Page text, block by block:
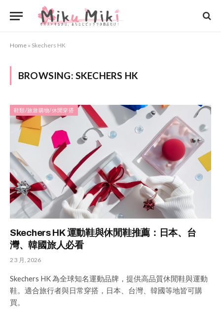
Home » Skechers HK
BROWSING: SKECHERS HK
鞋類/旅遊購物/休閒穿搭
Skechers HK 運動鞋與休閒鞋推薦：日本、台
灣、韓國旅人必看
2 3 月, 2026
Skechers HK 為全球知名運動品牌，提供高品質休閒鞋與運動
鞋。適合旅行者與日常穿搭，日本、台灣、韓國等地皆可購
買。